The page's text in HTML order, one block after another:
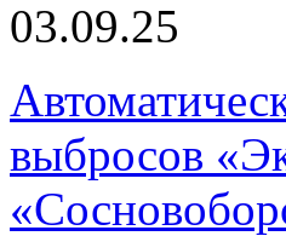
03.09.25
выбросов